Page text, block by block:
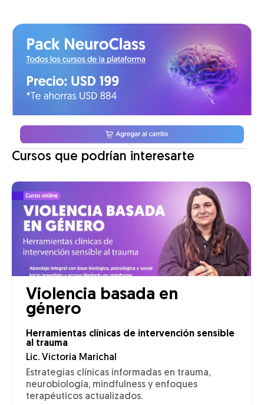
Cursos que podrían interesarte
Violencia basada en
género
Herramientas clínicas de intervención sensible
al trauma
Lic. Victoria Marichal
Estrategias clínicas informadas en trauma,
neurobiología, mindfulness y enfoques
terapéuticos actualizados.